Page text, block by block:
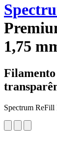
1,75
Filamento
Spectrum ReFill